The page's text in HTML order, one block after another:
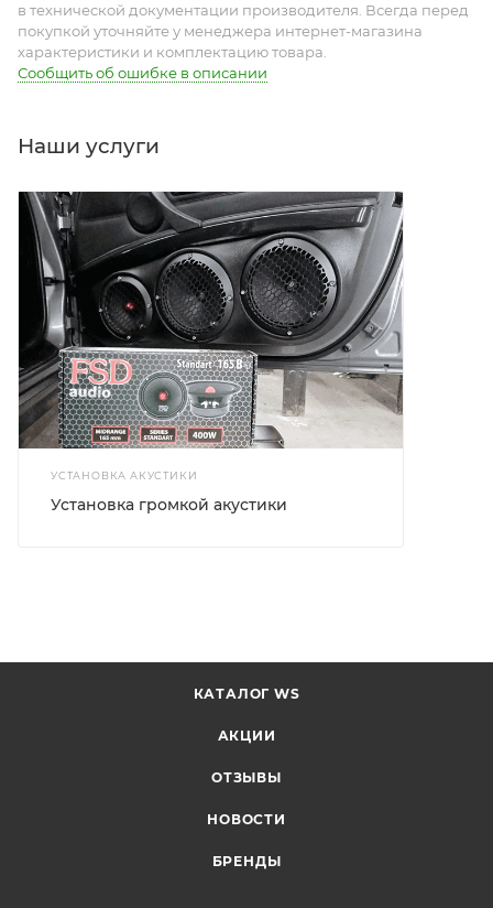
в технической документации производителя. Всегда перед
покупкой уточняйте у менеджера интернет-магазина
характеристики и комплектацию товара.
Сообщить об ошибке в описании
Наши услуги
УСТАНОВКА АКУСТИКИ
Установка громкой акустики
КАТАЛОГ WS
АКЦИИ
ОТЗЫВЫ
НОВОСТИ
БРЕНДЫ